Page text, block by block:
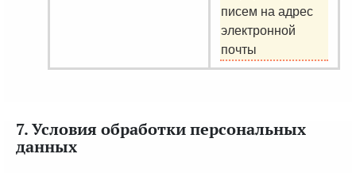
писем на адрес
электронной
почты
7. Условия обработки персональных
данных